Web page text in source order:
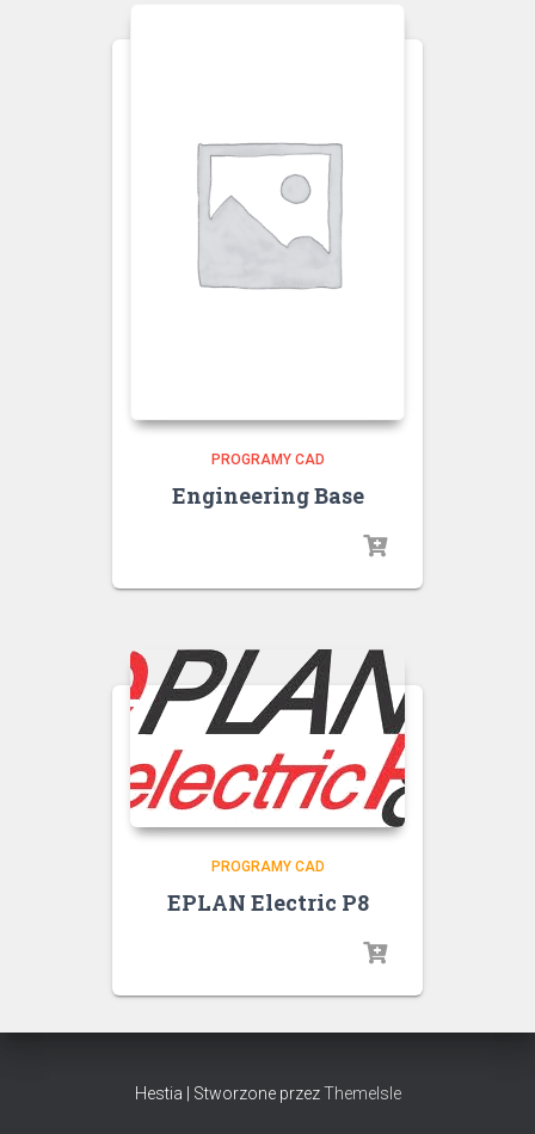
PROGRAMY CAD
Engineering Base
PROGRAMY CAD
EPLAN Electric P8
Hestia | Stworzone przezThemeIsle